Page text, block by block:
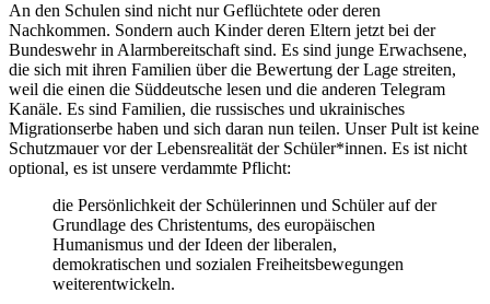
An den Schulen sind nicht nur Geflüchtete oder deren
Nachkommen. Sondern auch Kinder deren Eltern jetzt bei der
Bundeswehr in Alarmbereitschaft sind. Es sind junge Erwachsene,
die sich mit ihren Familien über die Bewertung der Lage streiten,
weil die einen die Süddeutsche lesen und die anderen Telegram
Kanäle. Es sind Familien, die russisches und ukrainisches
Migrationserbe haben und sich daran nun teilen. Unser Pult ist keine
Schutzmauer vor der Lebensrealität der Schüler*innen. Es ist nicht
optional, es ist unsere verdammte Pflicht:
die Persönlichkeit der Schülerinnen und Schüler auf der
Grundlage des Christentums, des europäischen
Humanismus und der Ideen der liberalen,
demokratischen und sozialen Freiheitsbewegungen
weiterentwickeln.